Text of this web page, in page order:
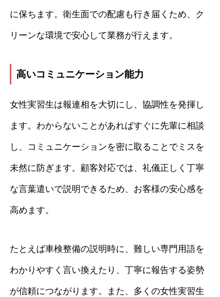
に保ちます。衛生面での配慮も行き届くため、ク
リーンな環境で安心して業務が行えます。
高いコミュニケーション能力
女性実習生は報連相を大切にし、協調性を発揮し
ます。わからないことがあればすぐに先輩に相談
し、コミュニケーションを密に取ることでミスを
未然に防ぎます。顧客対応では、礼儀正しく丁寧
な言葉遣いで説明できるため、お客様の安心感を
高めます。
たとえば車検整備の説明時に、難しい専門用語を
わかりやすく言い換えたり、丁寧に報告する姿勢
が信頼につながります。また、多くの女性実習生